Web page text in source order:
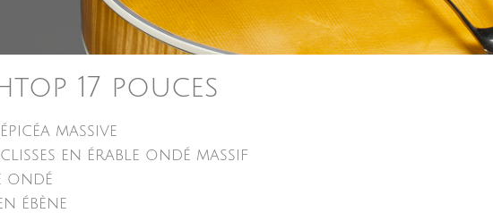
17 pouces
massive
en érable ondé massif
ondé
ébène